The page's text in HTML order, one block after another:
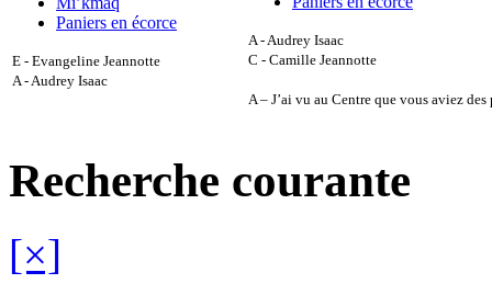
Paniers en écorce
E - Evangeline Jeannotte
A - Audrey Isaac
A - Audrey Isaac
C - Camille Jeannotte
A – J’ai vu au Centre que vous aviez des
Recherche courante
[×]